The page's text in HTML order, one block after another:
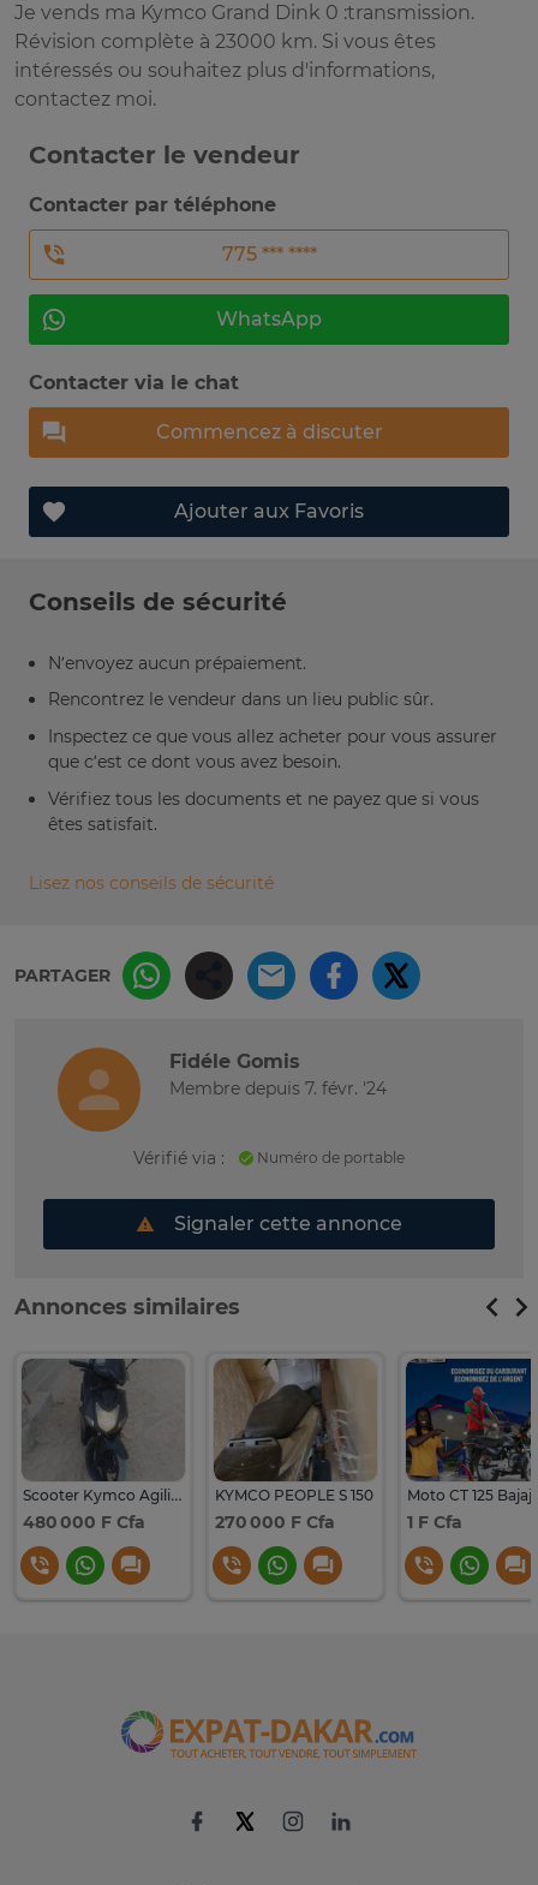
Je vends ma Kymco Grand Dink 0 :transmission.
Révision complète à 23000 km. Si vous êtes
intéressés ou souhaitez plus d'informations,
contactez moi.
Contacter le vendeur
Contacter par téléphone
775 *** ****
WhatsApp
Contacter via le chat
Commencez à discuter
Ajouter aux Favoris
Conseils de sécurité
N’envoyez aucun prépaiement.
Rencontrez le vendeur dans un lieu public sûr.
Inspectez ce que vous allez acheter pour vous assurer
que c’est ce dont vous avez besoin.
Vérifiez tous les documents et ne payez que si vous
êtes satisfait.
Lisez nos conseils de sécurité
PARTAGER
Fidéle Gomis
Membre depuis 7. févr. '24
Vérifié via : Numéro de portable
Signaler cette annonce
Annonces similaires
Scooter Kymco Agility 125
480 000 F Cfa
KYMCO PEOPLE S 150
270 000 F Cfa
Moto CT 125 Bajaj
1 F Cfa